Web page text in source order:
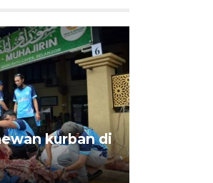
kurban di